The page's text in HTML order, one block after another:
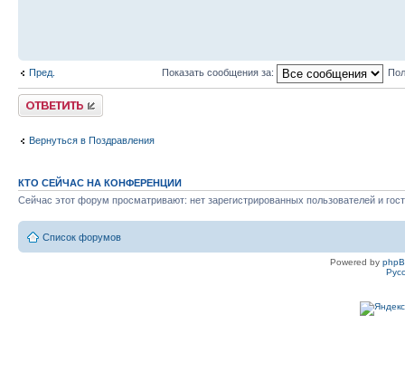
Пред. Показать сообщения за:
Ответить
Вернуться в Поздравления
КТО СЕЙЧАС НА КОНФЕРЕНЦИИ
Сейчас этот форум просматривают: нет зарегистрированных пользователей и
Список форумов
Powered by